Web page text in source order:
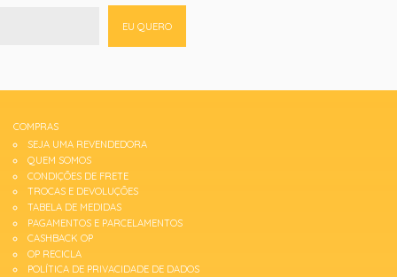
EU QUERO
COMPRAS
SEJA UMA REVENDEDORA
QUEM SOMOS
CONDIÇÕES DE FRETE
TROCAS E DEVOLUÇÕES
TABELA DE MEDIDAS
PAGAMENTOS E PARCELAMENTOS
CASHBACK OP
OP RECICLA
POLÍTICA DE PRIVACIDADE DE DADOS